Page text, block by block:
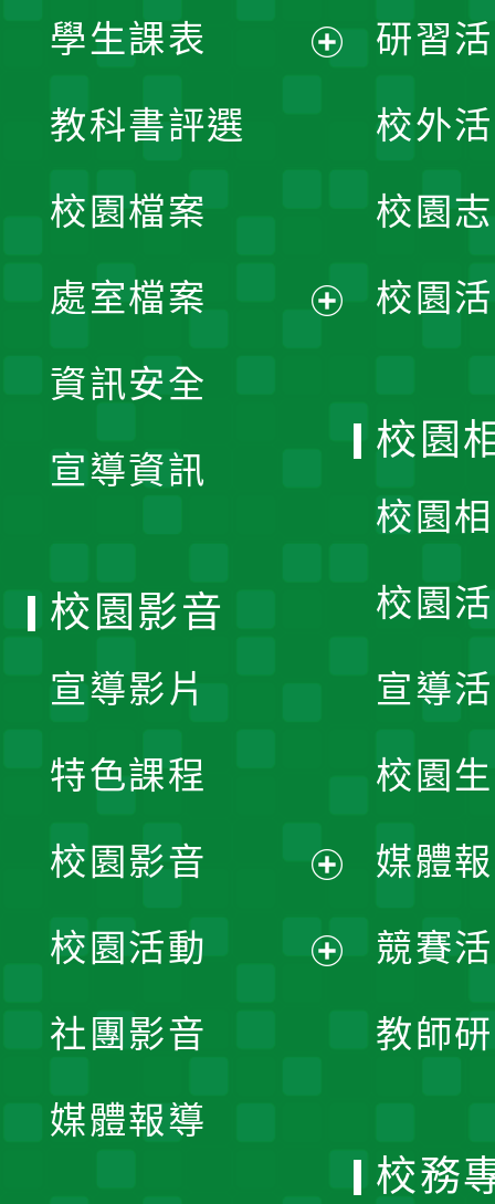
學生課表
單
教科書評選
校園檔案
處室檔案
資訊安全
宣導資訊
研習
校外
校園
校園
校園
校園
校園
宣導
校園
媒體
競賽
教師
校園影音
宣導影片
特色課程
校園影音
開
校園活動
社團影音
媒體報導
校務